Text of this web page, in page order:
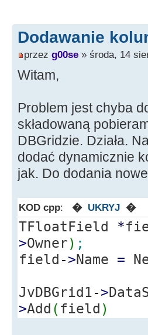
Dodawanie
przez g00se » środa, 14
Witam,
Problem jest chyba
składowaną
DBGridzie. Działa.
dodać dynamicznie
jak. Do dodania
KOD cpp: � UKRYJ �
TFloatField *
>Owner) ;
field ->Name =
JvDBGrid1->
>Add ( field )